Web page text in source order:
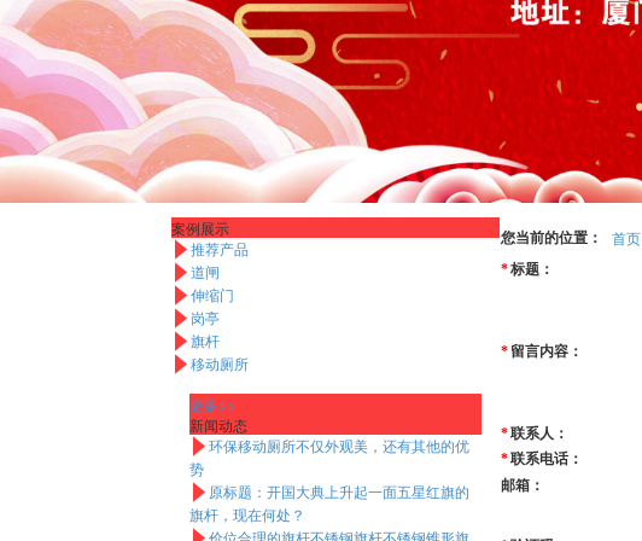
您当前的位置： 首页
*标题：
* 留言内容：
*联系人：
*联系电话：
邮箱：
案例展示
推荐产品
道闸
伸缩门
 岗亭
旗杆
移动厕所
更多>>
新闻动态
环保移动厕所不仅外观美，还有其他的优
势
 原标题：开国大典上升起一面五星红旗的
旗杆，现在何处？